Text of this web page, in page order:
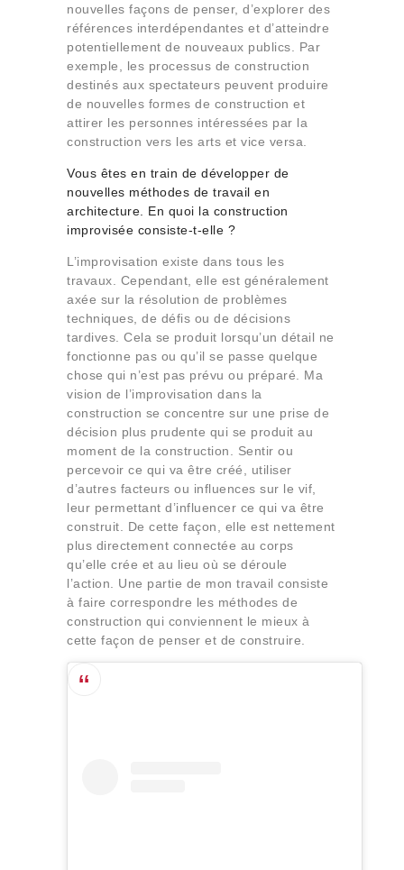
nouvelles façons de penser, d’explorer des
références interdépendantes et d’atteindre
potentiellement de nouveaux publics. Par
exemple, les processus de construction
destinés aux spectateurs peuvent produire
de nouvelles formes de construction et
attirer les personnes intéressées par la
construction vers les arts et vice versa.
Vous êtes en train de développer de
nouvelles méthodes de travail en
architecture. En quoi la construction
improvisée consiste-t-elle ?
L’improvisation existe dans tous les
travaux. Cependant, elle est généralement
axée sur la résolution de problèmes
techniques, de défis ou de décisions
tardives. Cela se produit lorsqu’un détail ne
fonctionne pas ou qu’il se passe quelque
chose qui n’est pas prévu ou préparé. Ma
vision de l’improvisation dans la
construction se concentre sur une prise de
décision plus prudente qui se produit au
moment de la construction. Sentir ou
percevoir ce qui va être créé, utiliser
d’autres facteurs ou influences sur le vif,
leur permettant d’influencer ce qui va être
construit. De cette façon, elle est nettement
plus directement connectée au corps
qu’elle crée et au lieu où se déroule
l’action. Une partie de mon travail consiste
à faire correspondre les méthodes de
construction qui conviennent le mieux à
cette façon de penser et de construire.